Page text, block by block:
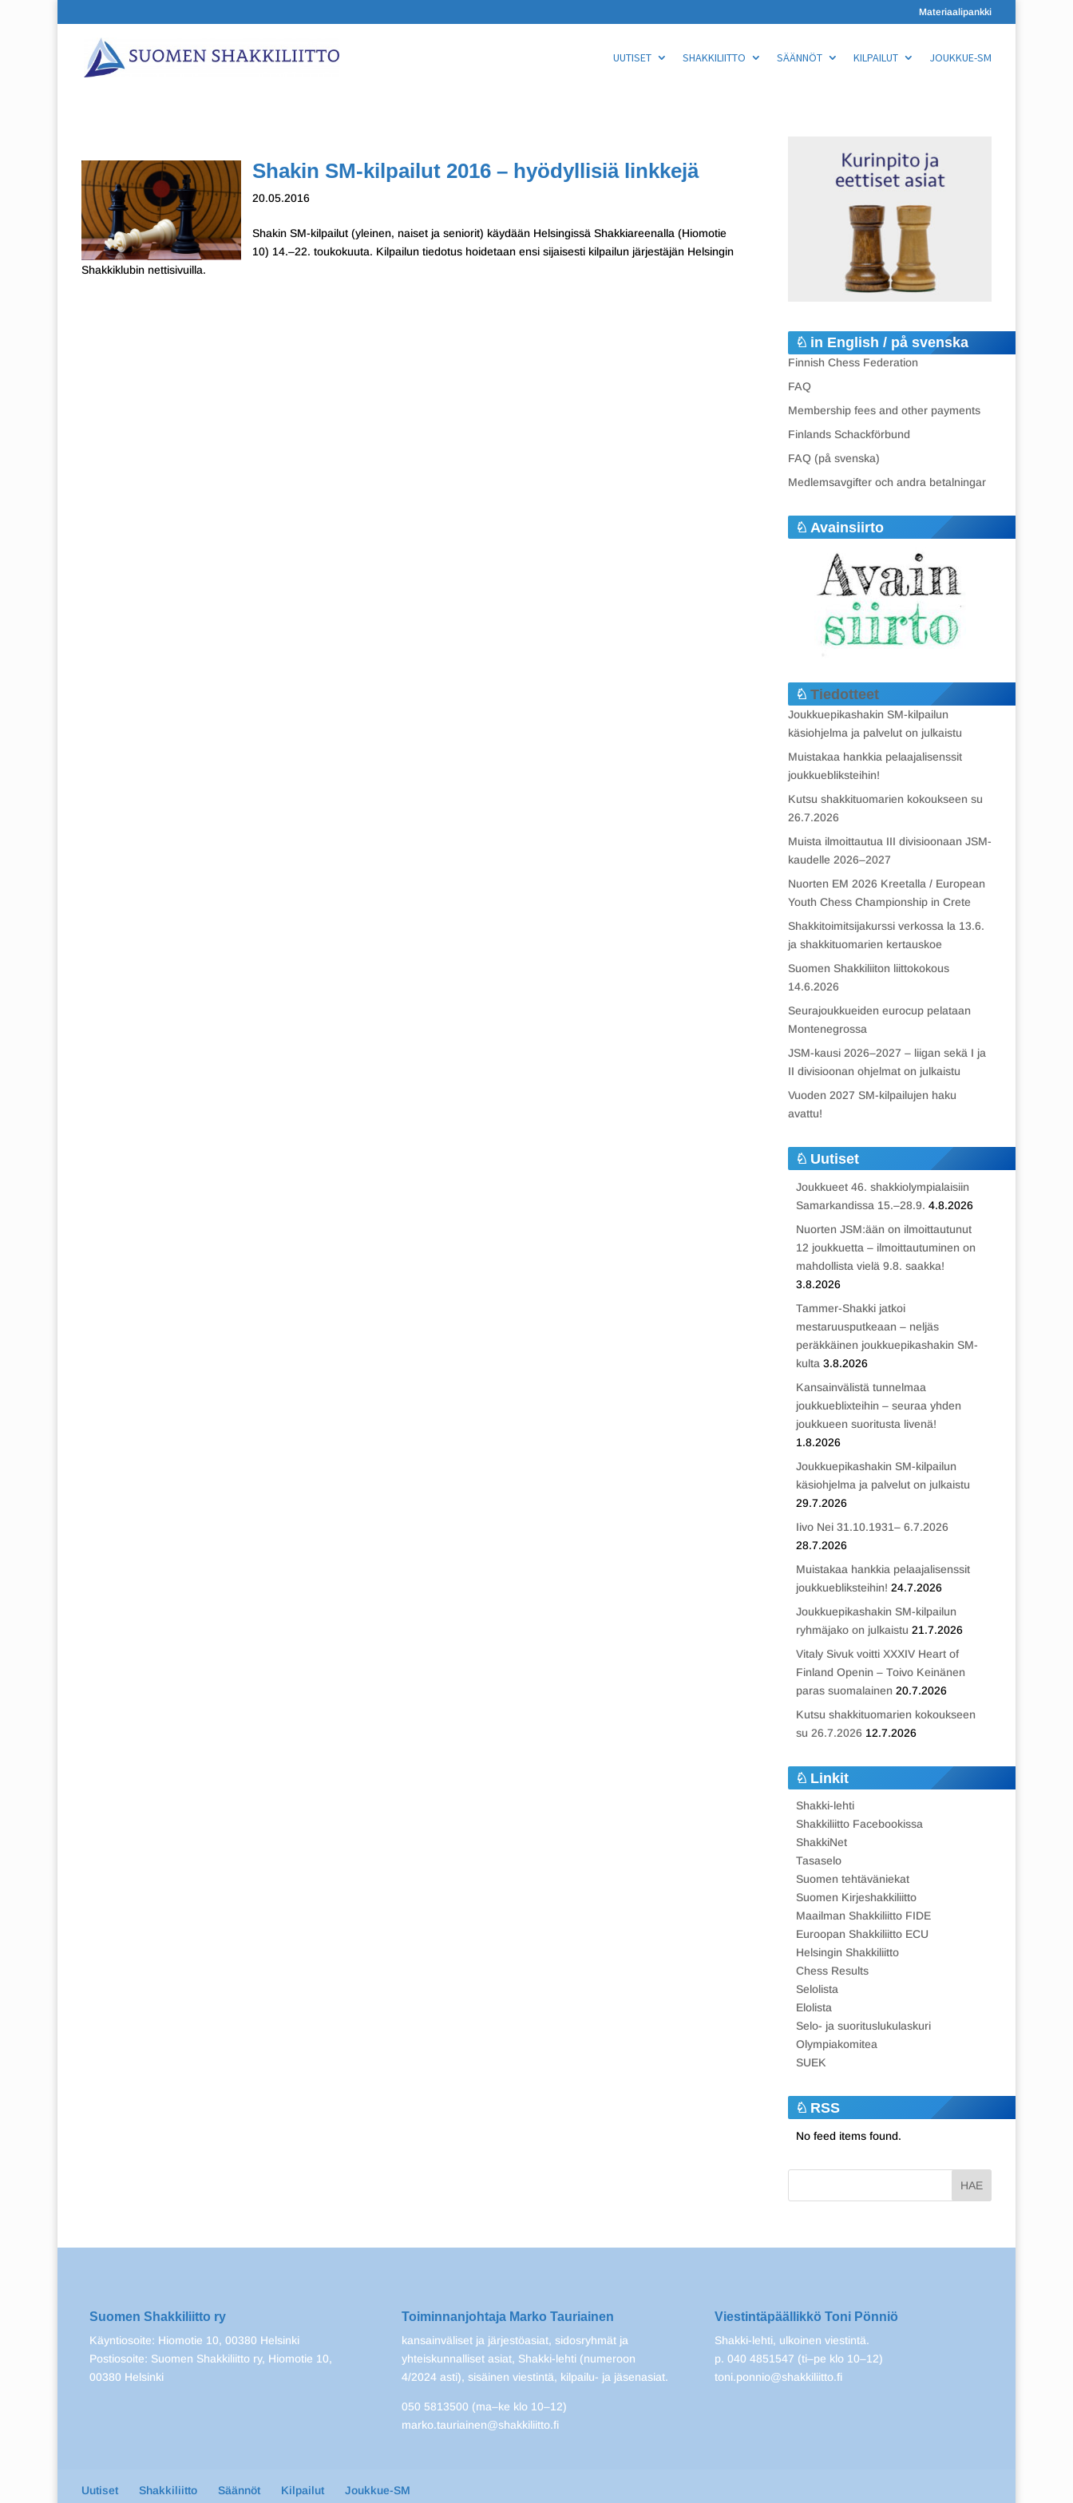
Materiaalipankki
UUTISET SHAKKILIITTO SÄÄNNÖT KILPAILUT JOUKKUE-SM
Shakin SM-kilpailut 2016 – hyödyllisiä linkkejä
20.05.2016
Shakin SM-kilpailut (yleinen, naiset ja seniorit) käydään Helsingissä Shakkiareenalla (Hiomotie
10) 14.–22. toukokuuta. Kilpailun tiedotus hoidetaan ensi sijaisesti kilpailun järjestäjän Helsingin
Shakkiklubin nettisivuilla.
in English / på svenska
Finnish Chess Federation
FAQ
Membership fees and other payments
Finlands Schackförbund
FAQ (på svenska)
Medlemsavgifter och andra betalningar
Avainsiirto
Tiedotteet
Joukkuepikashakin SM-kilpailun
käsiohjelma ja palvelut on julkaistu
Muistakaa hankkia pelaajalisenssit
joukkuebliksteihin!
Kutsu shakkituomarien kokoukseen su
26.7.2026
Muista ilmoittautua III divisioonaan JSM-
kaudelle 2026–2027
Nuorten EM 2026 Kreetalla / European
Youth Chess Championship in Crete
Shakkitoimitsijakurssi verkossa la 13.6.
ja shakkituomarien kertauskoe
Suomen Shakkiliiton liittokokous
14.6.2026
Seurajoukkueiden eurocup pelataan
Montenegrossa
JSM-kausi 2026–2027 – liigan sekä I ja
II divisioonan ohjelmat on julkaistu
Vuoden 2027 SM-kilpailujen haku
avattu!
Uutiset
Joukkueet 46. shakkiolympialaisiin
Samarkandissa 15.–28.9. 4.8.2026
Nuorten JSM:ään on ilmoittautunut
12 joukkuetta – ilmoittautuminen on
mahdollista vielä 9.8. saakka!
3.8.2026
Tammer-Shakki jatkoi
mestaruusputkeaan – neljäs
peräkkäinen joukkuepikashakin SM-
kulta 3.8.2026
Kansainvälistä tunnelmaa
joukkueblixteihin – seuraa yhden
joukkueen suoritusta livenä!
1.8.2026
Joukkuepikashakin SM-kilpailun
käsiohjelma ja palvelut on julkaistu
29.7.2026
Iivo Nei 31.10.1931– 6.7.2026
28.7.2026
Muistakaa hankkia pelaajalisenssit
joukkuebliksteihin! 24.7.2026
Joukkuepikashakin SM-kilpailun
ryhmäjako on julkaistu 21.7.2026
Vitaly Sivuk voitti XXXIV Heart of
Finland Openin – Toivo Keinänen
paras suomalainen 20.7.2026
Kutsu shakkituomarien kokoukseen
su 26.7.2026 12.7.2026
Linkit
Shakki-lehti
Shakkiliitto Facebookissa
ShakkiNet
Tasaselo
Suomen tehtäväniekat
Suomen Kirjeshakkiliitto
Maailman Shakkiliitto FIDE
Euroopan Shakkiliitto ECU
Helsingin Shakkiliitto
Chess Results
Selolista
Elolista
Selo- ja suorituslukulaskuri
Olympiakomitea
SUEK
RSS
No feed items found.
Suomen Shakkiliitto ry
Käyntiosoite: Hiomotie 10, 00380 Helsinki
Postiosoite: Suomen Shakkiliitto ry, Hiomotie 10,
00380 Helsinki
Toiminnanjohtaja Marko Tauriainen
kansainväliset ja järjestöasiat, sidosryhmät ja
yhteiskunnalliset asiat, Shakki-lehti (numeroon
4/2024 asti), sisäinen viestintä, kilpailu- ja jäsenasiat.
050 5813500 (ma–ke klo 10–12)
marko.tauriainen@shakkiliitto.fi
Viestintäpäällikkö Toni Pönniö
Shakki-lehti, ulkoinen viestintä.
p. 040 4851547 (ti–pe klo 10–12)
toni.ponnio@shakkiliitto.fi
Uutiset Shakkiliitto Säännöt Kilpailut Joukkue-SM